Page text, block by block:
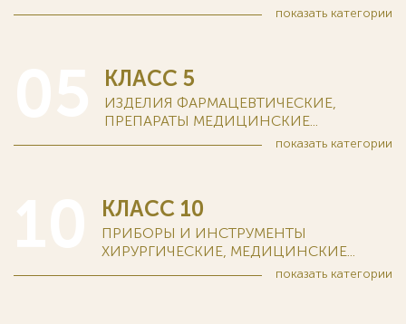
показать категории
КЛАСС 5
ИЗДЕЛИЯ ФАРМАЦЕВТИЧЕСКИЕ,
ПРЕПАРАТЫ МЕДИЦИНСКИЕ...
показать категории
КЛАСС 10
ПРИБОРЫ И ИНСТРУМЕНТЫ
ХИРУРГИЧЕСКИЕ, МЕДИЦИНСКИЕ...
показать категории